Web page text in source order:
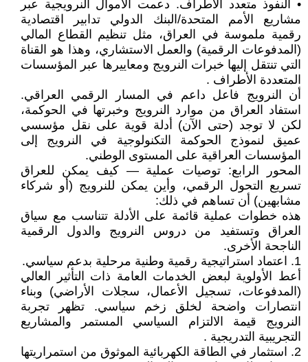
• النفوذ متعدد الأطراف. دعمت الأموال النرويجية عبر
مشاريع الأمم المتحدة/البنك الدولي تدابير اقتصادية
رقمية ملموسة في العراق، مثل تنظيم القطاع المالي
(المدفوعات الرقمية) والعمل الاستشاري، وهذا هو القناة
التي تنتقل إليها خبرات النرويج ومعاييرها عبر المؤسسات
المتعددة الأطراف .
أن النرويج فاعل داعم في المسار الرقمي العراقي.
استفاد العراق من موارد النرويج وخبرتها في الحوكمة،
لكن لا توجد (حتى الآن) أدلة قوية على نقل مؤسسي
عميق لنموذج الحوكمة التكنولوجية في النرويج إلى
المؤسسات العراقية على المستوى الوطني.
المحور الرابع: توصيات عملية — كيف يمكن للعراق
تسريع التحول الرقمي، وأين يمكن للنرويج (أو شركاء
مشابهين) أن تساهم في ذلك:
هذه خطوات عملية قائمة على الأدلة تتناسب مع سياق
العراق وتستفيد من دروس النرويج والدول الرقمية
الناجحة الأخرى.
1. اعتماد استراتيجية رقمية وطنية مرحلية بدعم سياسي.
أعط الأولوية لبعض الخدمات العامة ذات التأثير العالي
(المدفوعات، تسجيل الأعمال، سجلات الأراضي) وبناء
انتصارات واضحة لخلق زخم سياسي. تظهر تجربة
النرويج قيمة الالتزام السياسي المستمر والمشاريع
التجريبية التدريجية .
2. استثمار في الطاقة الكهربائية الموثوق من استمراريتها